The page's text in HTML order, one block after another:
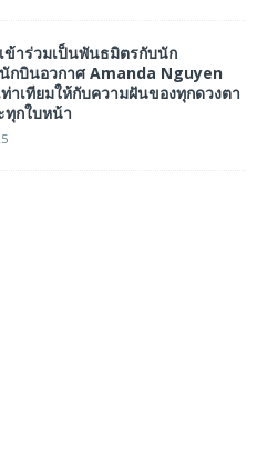
าร่วมเป็นพันธมิตรกับนัก
กบินอวกาศ Amanda Nguyen
ท่าเทียมให้กับความฝันของทุกดวงตา
ทุกใบหน้า